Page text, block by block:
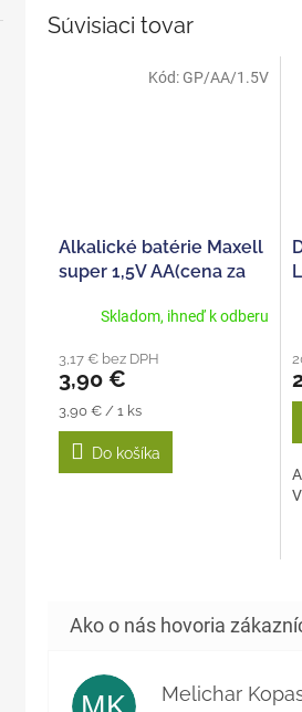
Súvisiaci tovar
Alkalické batérie Maxell
super 1,5V AA(cena za
Skladom, ihneď k odberu
3,17 € bez DPH
3,90 €
Jednotková
cena:
3,90 € / 1 ks
Do košíka
Kód: GP/AA/1.5V
Melichar